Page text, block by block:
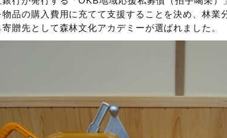
物品の購入費用に充てて支援することを決め、林業
寄贈先として森林文化アカデミーが選ばれました。